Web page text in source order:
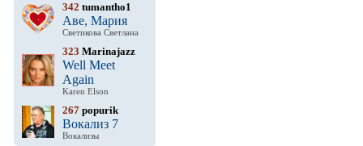
342 tumantho1
Аве, Мария
Светикова Светлана
323 Marinajazz
Well Meet
Again
Karen Elson
267 popurik
Вокализ 7
Вокализы